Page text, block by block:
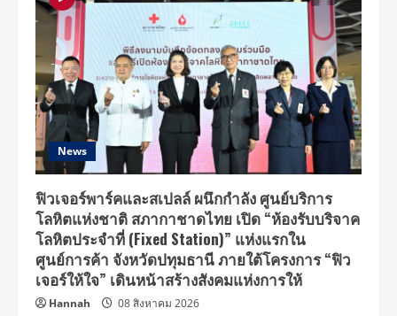
News
ฟิวเจอร์พาร์คและสเปลล์ ผนึกกำลัง ศูนย์บริการ
โลหิตแห่งชาติ สภากาชาดไทย เปิด “ห้องรับบริจาค
โลหิตประจำที่ (Fixed Station)” แห่งแรกใน
ศูนย์การค้า จังหวัดปทุมธานี ภายใต้โครงการ “ฟิว
เจอร์ให้ใจ” เดินหน้าสร้างสังคมแห่งการให้
Hannah 08 สิงหาคม 2026